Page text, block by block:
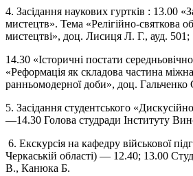
4. Засідання наукових гуртків : 13.00
мистецтв». Тема «Релігійно-святкова
мистецтві», доц. Лисиця Л. Г., ауд. 501 ;
14.30 «Історичні постати
«Реформація як складова частина
ранньомодерної доби», доц. Гальченко
5. Засідання студентського
—14.30 Голова студради Інституту
6. Екскурсія на кафедру військової
Черкаській області) — 12.40; 13.00
В., Канюка Б.